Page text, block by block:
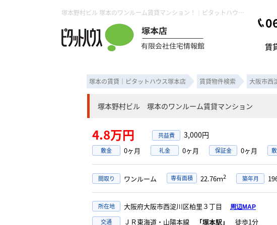
塚本野村ビル 塚本のワンルーム賃貸マンション！｜ピタットハウス塚本店
賃
塚本の賃貸｜ピタットハウス塚本店 賃貸物件検索 大阪市西
塚本野村ビル 塚本のワンルーム賃貸マンション
4.8万円 3,000円
敷金 0ヶ月 礼金 0ヶ月 保証金 0ヶ月
間取り ワンルーム 専有面積 22.76ｍ2 築年月
所在地 大阪府大阪市西淀川区柏里３丁目 周辺MAP
交通 ＪＲ東海道・山陽本線 「塚本駅」 徒歩1分